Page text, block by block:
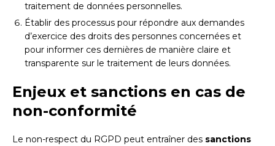
traitement de données personnelles.
Établir des processus pour répondre aux demandes
d’exercice des droits des personnes concernées et
pour informer ces dernières de manière claire et
transparente sur le traitement de leurs données.
Enjeux et sanctions en cas de
non-conformité
Le non-respect du RGPD peut entraîner des sanctions